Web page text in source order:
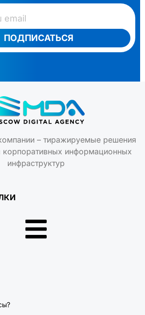
ПОДПИСАТЬСЯ
– тиражируемые решения
корпоративных информационных
инфраструктур